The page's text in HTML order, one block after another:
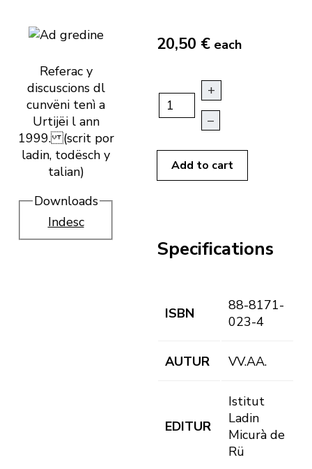
Referac y
discuscions dl
cunvëni tenì a
Urtijëi l ann
1999. (scrit por
ladin, todësch y
talian)
Downloads
Indesc
20,50 € each
+
–
Add to cart
Specifications
ISBN
88-8171-
023-4
AUTUR VV.AA.
EDITUR
Istitut
Ladin
Micurà de
Rü